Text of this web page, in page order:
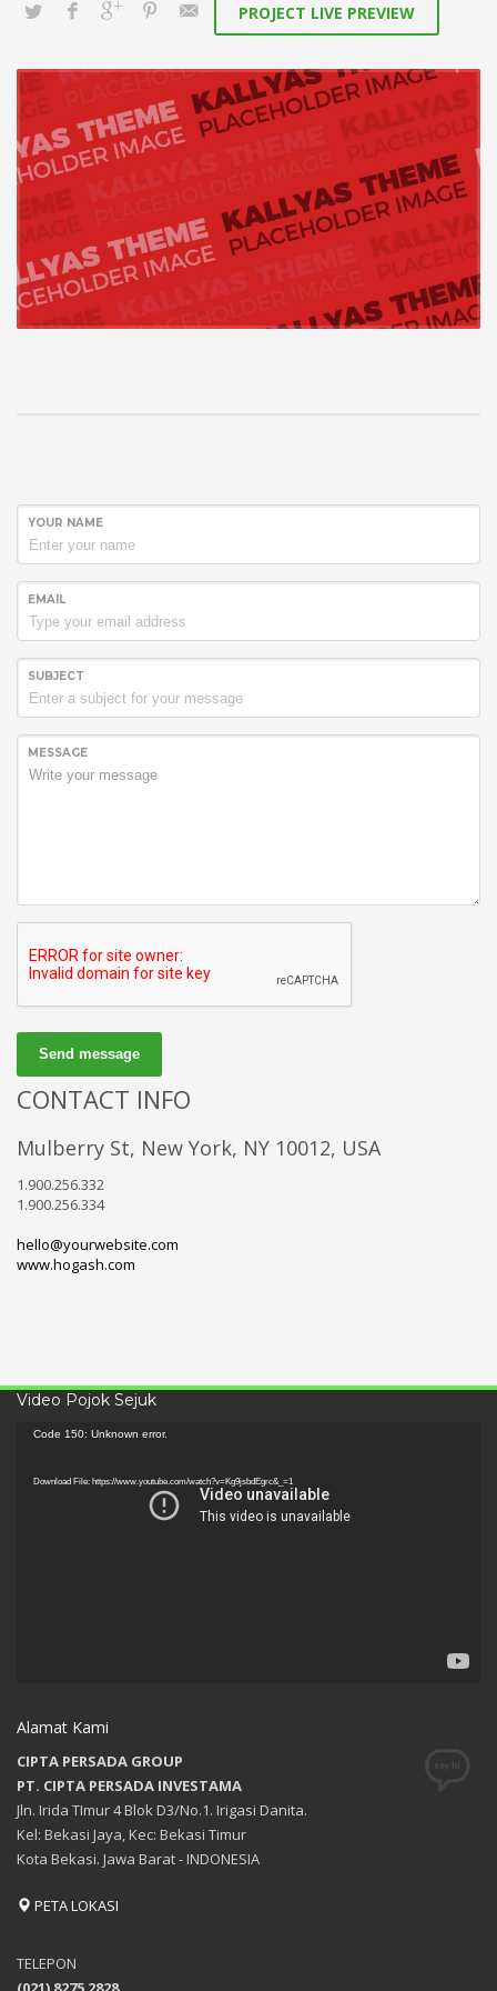
PROJECT LIVE PREVIEW
YOUR NAME
EMAIL
SUBJECT
MESSAGE
Send message
CONTACT INFO
Mulberry St, New York, NY 10012, USA
1.900.256.332
1.900.256.334
hello@yourwebsite.com
www.hogash.com
Video Pojok Sejuk
Video
Code 150: Unknown error.
Download File: https://www.youtube.com/watch?v=Kg9jsbdEgrc&_=1
Alamat Kami
CIPTA PERSADA GROUP
PT. CIPTA PERSADA INVESTAMA
Jln. Irida TImur 4 Blok D3/No.1. Irigasi Danita.
Kel: Bekasi Jaya, Kec: Bekasi Timur
Kota Bekasi. Jawa Barat - INDONESIA
PETA LOKASI
TELEPON